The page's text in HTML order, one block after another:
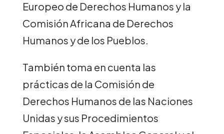
Europeo de Derechos Humanos y la
Comisión Africana de Derechos
Humanos y de los Pueblos.
También toma en cuenta las
prácticas de la Comisión de
Derechos Humanos de las Naciones
Unidas y sus Procedimientos